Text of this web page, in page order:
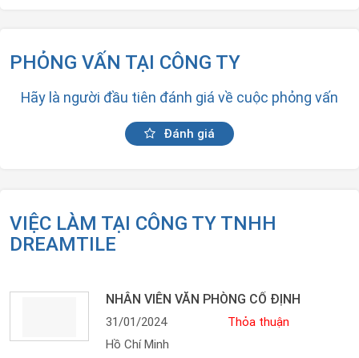
PHỎNG VẤN TẠI CÔNG TY
Hãy là người đầu tiên đánh giá về cuộc phỏng vấn
Đánh giá
VIỆC LÀM TẠI CÔNG TY TNHH
DREAMTILE
NHÂN VIÊN VĂN PHÒNG CỐ ĐỊNH
31/01/2024
Thỏa thuận
Hồ Chí Minh